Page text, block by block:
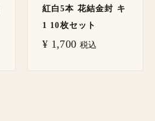
紅白5本 花結金封 キ
1 10枚セット
¥ 1,700 税込